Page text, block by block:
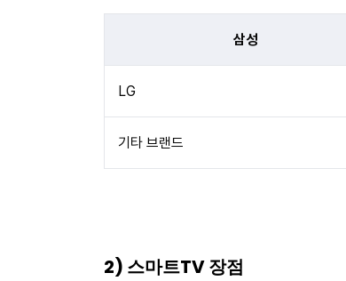
삼성
LG
기타 브랜드
2) 스마트TV 장점